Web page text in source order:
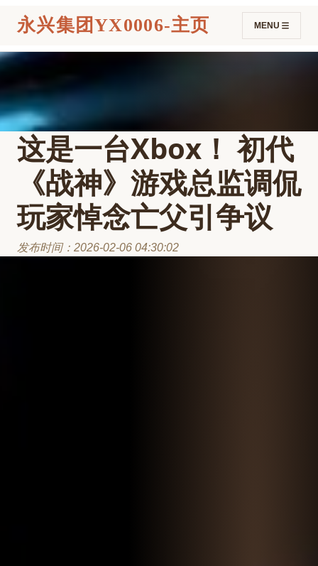
永兴集团YX0006-主页 MENU
这是一台Xbox！ 初代
《战神》游戏总监调侃
玩家悼念亡父引争议
发布时间：2026-02-06 04:30:02